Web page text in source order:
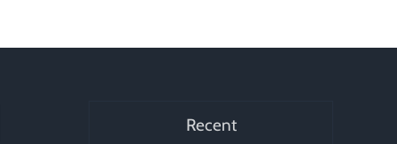
Recent